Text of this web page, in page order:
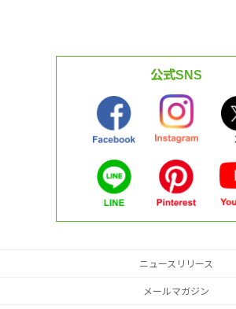
公式SNS
ニュースリリース
メールマガジン